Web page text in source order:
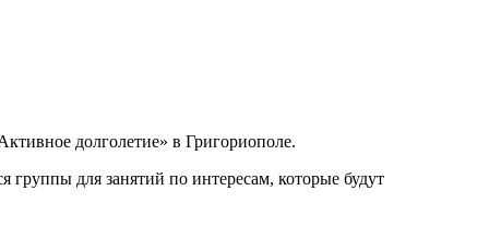
долголетие» в Григориополе.
для занятий по интересам, которые будут